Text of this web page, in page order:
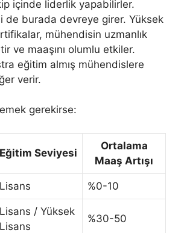
içinde liderlik yapabilirler.
de burada devreye girer. Yüksek
mühendisin uzmanlık
ve maaşını olumlu etkiler.
eğitim almış mühendislere
verir.
gerekirse:
Eğitim Seviyesi
Ortalama
Maaş Artışı
Lisans %0-10
Lisans / Yüksek
Lisans
%30-50